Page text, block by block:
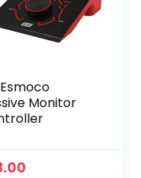
Esmoco
Monitor